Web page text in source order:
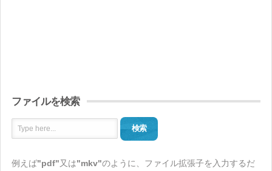
ファイルを検索
検索
例えば"pdf"又は"mkv"のように、ファイル拡張子を入力するだ